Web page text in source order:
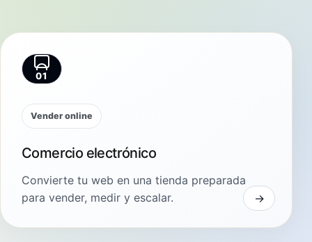
01
Vender online
Comercio electrónico
Convierte tu web en una tienda preparada
para vender, medir y escalar.